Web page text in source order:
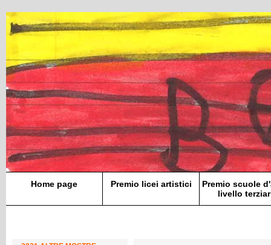
Home page Premio licei artistici
Premio scuole
livello